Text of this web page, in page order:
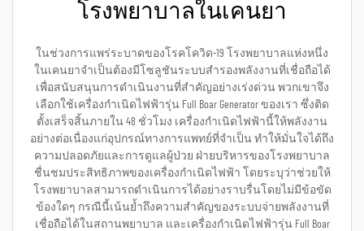
โรงพยาบาลในเคนยา
ในช่วงการแพร่ระบาดของโรคโควิด-19 โรงพยาบาลแห่งหนึ่ง
ในเคนยาจำเป็นต้องมีโซลูชันระบบสำรองพลังงานที่เชื่อถือได้
เพื่อสนับสนุนการดำเนินงานที่สำคัญอย่างเร่งด่วน พวกเขาจึง
เลือกใช้เครื่องกำเนิดไฟฟ้ารุ่น Full Boar Generator ของเรา ซึ่งติด
ตั้งเสร็จสิ้นภายใน 48 ชั่วโมง เครื่องกำเนิดไฟฟ้านี้ให้พลังงาน
อย่างต่อเนื่องแก่อุปกรณ์ทางการแพทย์ที่จำเป็น ทำให้มั่นใจได้ถึง
ความปลอดภัยและการดูแลผู้ป่วย ฝ่ายบริหารของโรงพยาบาล
ชื่นชมประสิทธิภาพของเครื่องกำเนิดไฟฟ้า โดยระบุว่าช่วยให้
โรงพยาบาลสามารถดำเนินการได้อย่างราบรื่นโดยไม่มีข้อขัด
ข้องใดๆ กรณีนี้เน้นย้ำถึงความสำคัญของระบบจ่ายพลังงานที่
เชื่อถือได้ในสถานพยาบาล และเครื่องกำเนิดไฟฟ้ารุ่น Full Boar